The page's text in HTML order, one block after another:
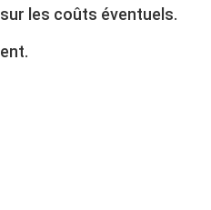
les coûts éventuels.